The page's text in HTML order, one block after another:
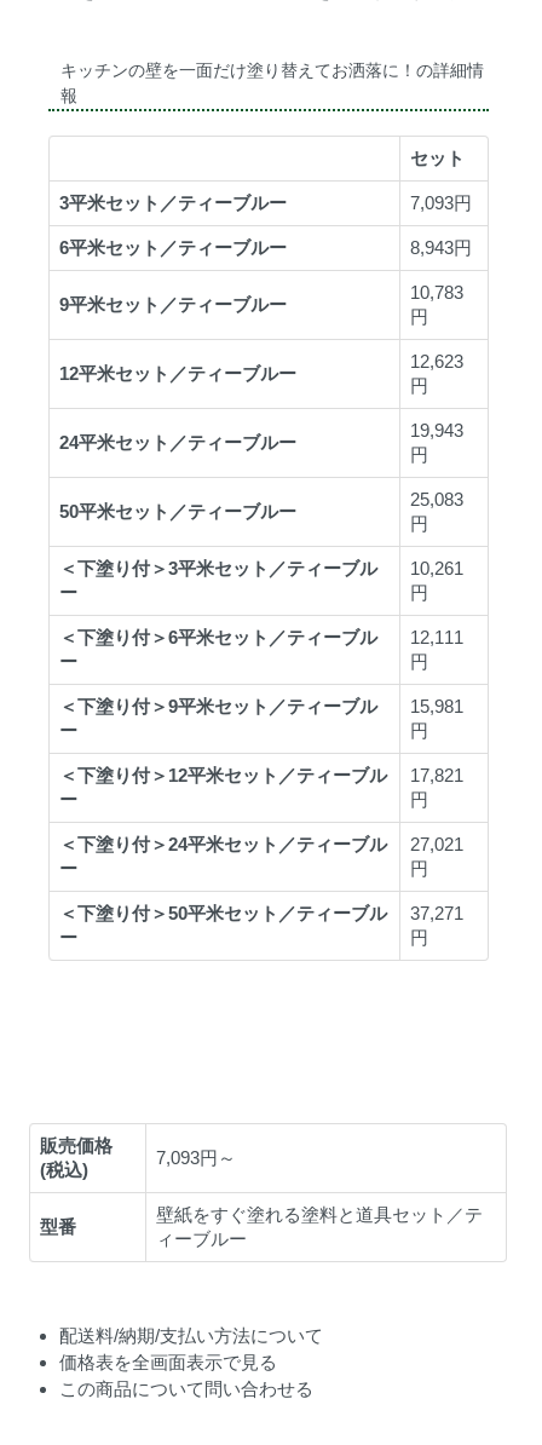
販売価格
(税込)
7,093円～
型番
壁紙をすぐ塗れる塗料と道具セット／テ
ィーブルー
配送料/納期/支払い方法について
価格表を全画面表示で見る
この商品について問い合わせる